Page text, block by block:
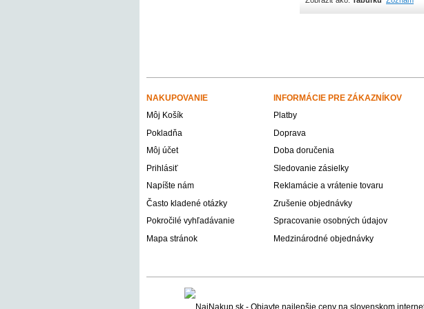
NAKUPOVANIE INFORMÁCIE PRE ZÁKAZNÍKOV
Môj Košík Platby
Pokladňa
Doprava
Môj účet
Doba doručenia
Prihlásiť
Sledovanie zásielky
Napíšte nám
Reklamácie a vrátenie tovaru
Často kladené otázky
Zrušenie objednávky
Pokročilé vyhľadávanie
Spracovanie osobných údajov
Mapa stránok
Medzinárodné objednávky